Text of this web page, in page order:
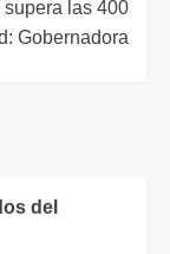
las 400
Gobernadora
del